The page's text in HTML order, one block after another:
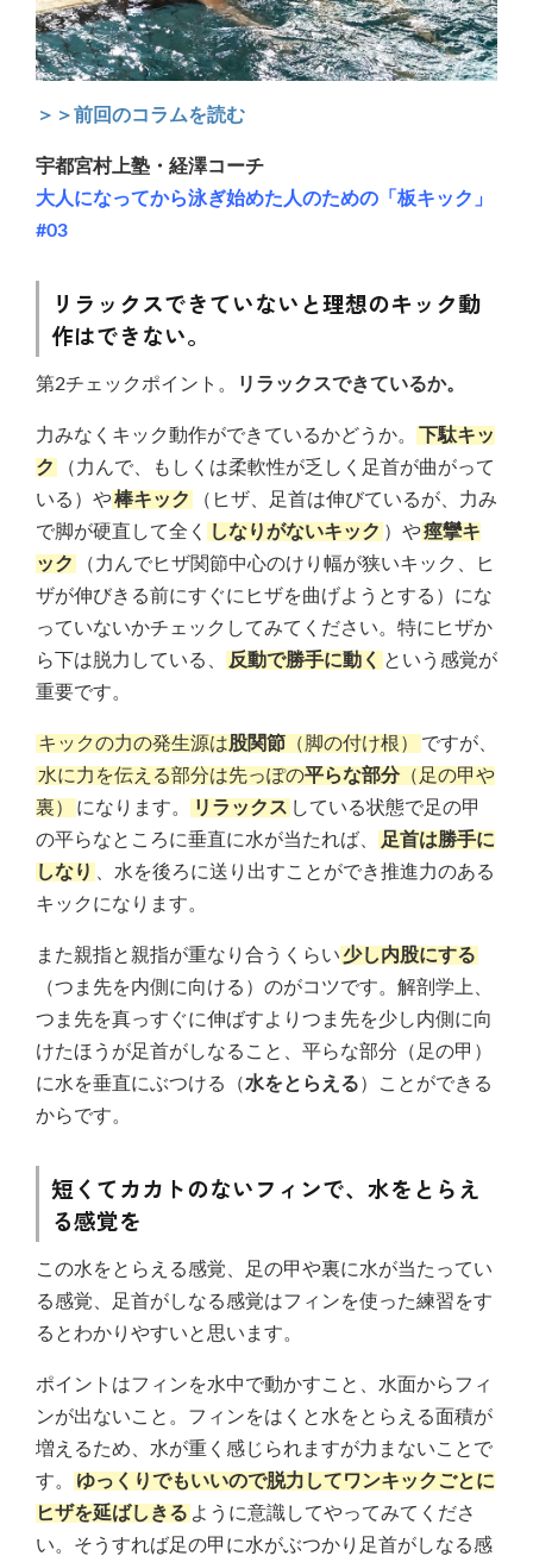
＞＞前回のコラムを読む
宇都宮村上塾・経澤コーチ
大人になってから泳ぎ始めた人のための「板キック」
#03
リラックスできていないと理想のキック動
作はできない。
第2チェックポイント。 リラックスできているか。
力みなくキック動作ができているかどうか。
下駄キッ
ク
（力んで、もしくは柔軟性が乏しく足首が曲がって
いる）や棒キック
（ヒザ、足首は伸びているが、力み
で脚が硬直して全く
しなりがないキック ）や痙攣キ
ック
（力んでヒザ関節中心のけり幅が狭いキック、ヒ
ザが伸びきる前にすぐにヒザを曲げようとする）にな
っていないかチェックしてみてください。特にヒザか
ら下は脱力している、
反動で勝手に動く という感覚が
重要です。
キックの力の発生源は股関節 （脚の付け根）
ですが、
水に力を伝える部分は先っぽの平らな部分（足の甲や
裏）
になります。 リラックス している状態で足の甲
の平らなところに垂直に水が当たれば、
足首は勝手に
しなり
、水を後ろに送り出すことができ推進力のある
キックになります。
また親指と親指が重なり合うくらい 少し内股にする
（つま先を内側に向ける）のがコツです。解剖学上、
つま先を真っすぐに伸ばすよりつま先を少し内側に向
けたほうが足首がしなること、平らな部分（足の甲）
に水を垂直にぶつける（水をとらえる）ことができる
からです。
短くてカカトのないフィンで、水をとらえ
る感覚を
この水をとらえる感覚、足の甲や裏に水が当たってい
る感覚、足首がしなる感覚はフィンを使った練習をす
るとわかりやすいと思います。
ポイントはフィンを水中で動かすこと、水面からフィ
ンが出ないこと。フィンをはくと水をとらえる面積が
増えるため、水が重く感じられますが力まないことで
す。
ゆっくりでもいいので脱力してワンキックごとに
ヒザを延ばしきる ように意識してやってみてくださ
い。そうすれば足の甲に水がぶつかり足首がしなる感